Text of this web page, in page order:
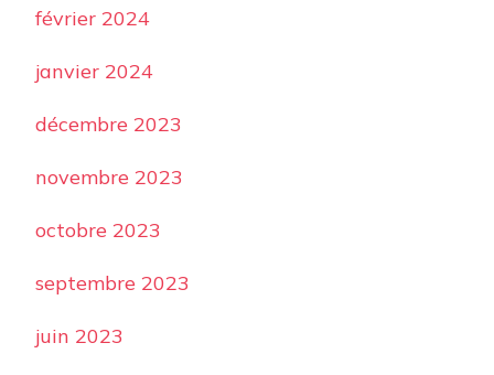
février 2024
janvier 2024
décembre 2023
novembre 2023
octobre 2023
septembre 2023
juin 2023